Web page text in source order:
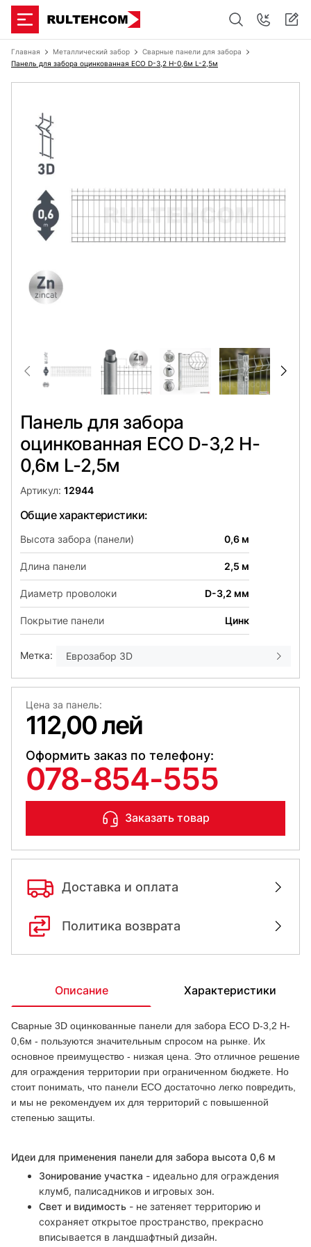
Главная Металлический забор
Сварные панели для забора
Панель для забора оцинкованная ECO D-3,2 H-0,6м L-2,5м
Панель для забора
оцинкованная ECO D-3,2 H-
0,6м L-2,5м
Артикул: 12944
Общие характеристики:
Высота забора (панели) 0,6 м
Длина панели 2,5 м
Диаметр проволоки D-3,2 мм
Покрытие панели Цинк
Метка: Еврозабор 3D
Цена за панель:
112,00 лей
Оформить заказ по телефону:
078-854-555
Заказать товар
Доставка и оплата
Политика возврата
Описание Характеристики
Сварные 3D оцинкованные панели для забора ECO D-3,2 H-
0,6м - пользуются значительным спросом на рынке. Их
основное преимущество - низкая цена. Это отличное решение
для ограждения территории при ограниченном бюджете. Но
стоит понимать, что панели ECO достаточно легко повредить,
и мы не рекомендуем их для территорий с повышенной
степенью защиты.
Идеи для применения панели для забора высота 0,6 м
Зонирование участка - идеально для ограждения
клумб, палисадников и игровых зон.
Свет и видимость - не затеняет территорию и
сохраняет открытое пространство, прекрасно
вписывается в ландшафтный дизайн.